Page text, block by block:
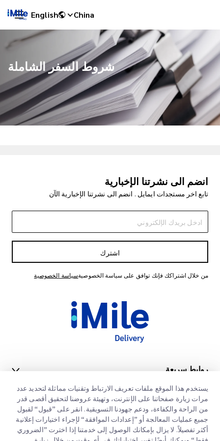
China
English
شروط السفر الشاملة
انضم الى نشرتنا الإخبارية
تابع اخر مستجدات ايمايل . انضم الى نشرتنا الإخبارية الآن
اشترك
من خلال اشتراكك فإنك توافق على سياسة الخصوصيةسياسة الخصوصية
روابط سريعة
مواقع مكاتبنا
طلب عرض اسعار
تسجيل دخول العملاء
الشركات الكبرى
عنا
الوظائف
خدماتنا
التخليص الجمركي السريع
يستخدم هذا الموقع ملفات تعريف الارتباط وتقنيات مماثلة لتحديد عدد
مرات زيارة صفحاتنا على الإنترنت، وتهيئة عروضنا لتحقيق أقصى قدر
من الراحة والكفاءة، ودعم جهودنا التسويقية. انقر على ”قبول“ لقبول
جميع عمليات المعالجة أو ”إعدادات الموافقة“ لإجراء اختيارات إعلانية
أكثر تفصيلاً. لا يزال بإمكانك الوصول إلى خدمتنا إذا اخترت ”الضروري